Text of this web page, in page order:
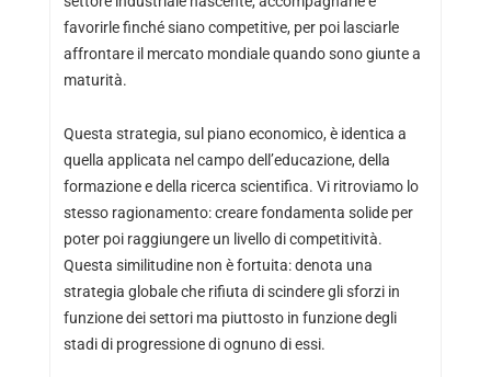
favorirle finché siano competitive, per poi lasciarle
affrontare il mercato mondiale quando sono giunte a
maturità.
Questa strategia, sul piano economico, è identica a
quella applicata nel campo dell’educazione, della
formazione e della ricerca scientifica. Vi ritroviamo lo
stesso ragionamento: creare fondamenta solide per
poter poi raggiungere un livello di competitività.
Questa similitudine non è fortuita: denota una
strategia globale che rifiuta di scindere gli sforzi in
funzione dei settori ma piuttosto in funzione degli
stadi di progressione di ognuno di essi.